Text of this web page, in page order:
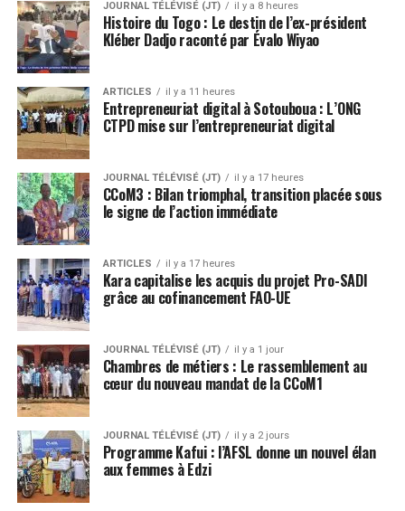
JOURNAL TÉLÉVISÉ (JT) il y a 8 heures
Histoire du Togo : Le destin de l’ex-président
Kléber Dadjo raconté par Évalo Wiyao
ARTICLES il y a 11 heures
Entrepreneuriat digital à Sotouboua : L’ONG
CTPD mise sur l’entrepreneuriat digital
JOURNAL TÉLÉVISÉ (JT) il y a 17 heures
CCoM3 : Bilan triomphal, transition placée sous
le signe de l’action immédiate
ARTICLES il y a 17 heures
Kara capitalise les acquis du projet Pro-SADI
grâce au cofinancement FAO-UE
JOURNAL TÉLÉVISÉ (JT) il y a 1 jour
Chambres de métiers : Le rassemblement au
cœur du nouveau mandat de la CCoM1
JOURNAL TÉLÉVISÉ (JT) il y a 2 jours
Programme Kafui : l’AFSL donne un nouvel élan
aux femmes à Edzi